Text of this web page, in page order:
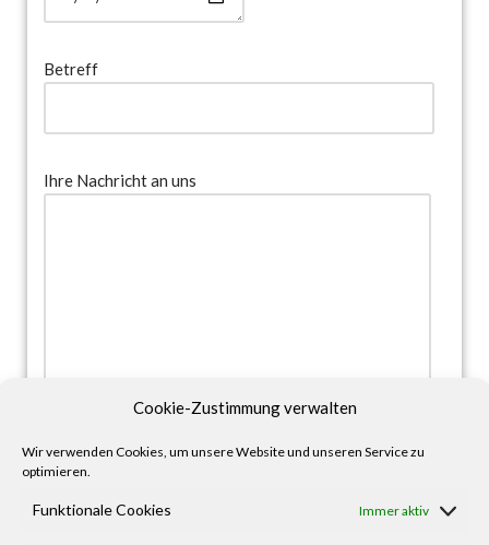
Cookie-Zustimmung verwalten
Wir verwenden Cookies, um unsere Website und unseren Service zu
optimieren.
Funktionale Cookies Immer aktiv
Betreff
Ihre Nachricht an uns